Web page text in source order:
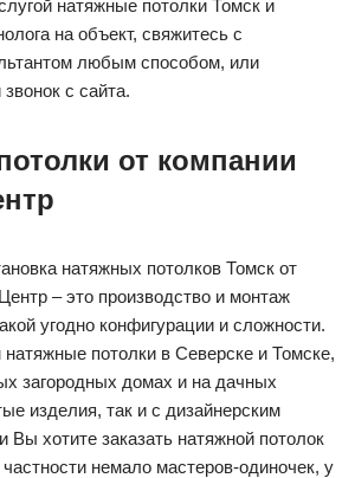
натяжные потолки Томск и
на объект, свяжитесь с
любым способом, или
с сайта.
от компании
натяжных потолков Томск от
– это производство и монтаж
угодно конфигурации и сложности.
потолки в Северске и Томске,
загородных домах и на дачных
изделия, так и с дизайнерским
хотите заказать натяжной потолок
немало мастеров-одиночек, у